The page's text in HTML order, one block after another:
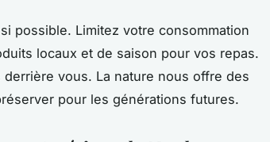
possible. Limitez votre consommation
locaux et de saison pour vos repas.
vous. La nature nous offre des
pour les générations futures.